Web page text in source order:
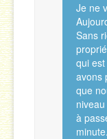
Je ne
Sans
qui
avons
que
à
minute.